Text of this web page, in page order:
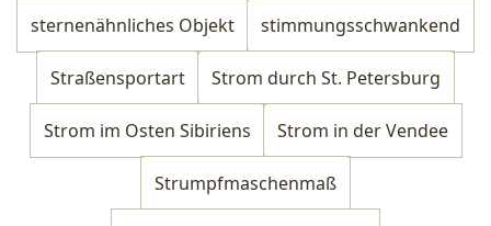
sternenähnliches Objekt stimmungsschwankend
Straßensportart Strom durch St. Petersburg
Strom im Osten Sibiriens Strom in der Vendee
Strumpfmaschenmaß